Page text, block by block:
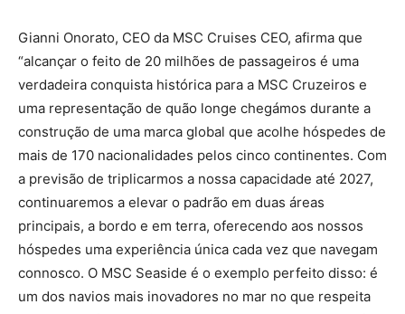
Gianni Onorato, CEO da MSC Cruises CEO, afirma que
“alcançar o feito de 20 milhões de passageiros é uma
verdadeira conquista histórica para a MSC Cruzeiros e
uma representação de quão longe chegámos durante a
construção de uma marca global que acolhe hóspedes de
mais de 170 nacionalidades pelos cinco continentes. Com
a previsão de triplicarmos a nossa capacidade até 2027,
continuaremos a elevar o padrão em duas áreas
principais, a bordo e em terra, oferecendo aos nossos
hóspedes uma experiência única cada vez que navegam
connosco. O MSC Seaside é o exemplo perfeito disso: é
um dos navios mais inovadores no mar no que respeita